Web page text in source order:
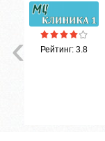
‹ Рейтинг: 3.8